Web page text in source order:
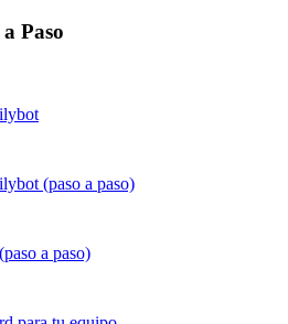
Paso
(paso a paso)
a paso)